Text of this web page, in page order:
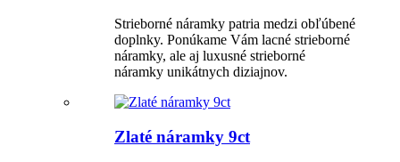
Strieborné náramky patria medzi obľúbené
doplnky. Ponúkame Vám lacné strieborné
náramky, ale aj luxusné strieborné
náramky unikátnych diziajnov.
Zlaté náramky 9ct